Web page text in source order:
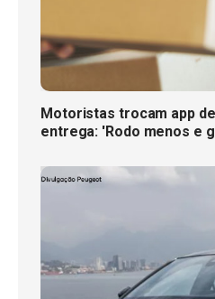
Motoristas trocam app
entrega: 'Rodo menos e